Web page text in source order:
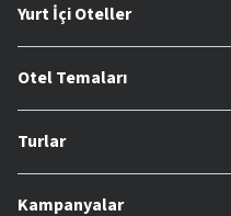
Yurt İçi Oteller
Otel Temaları
Turlar
Kampanyalar